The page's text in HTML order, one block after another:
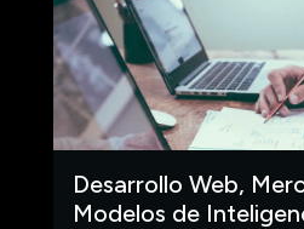
Desarrollo Web,
Modelos de